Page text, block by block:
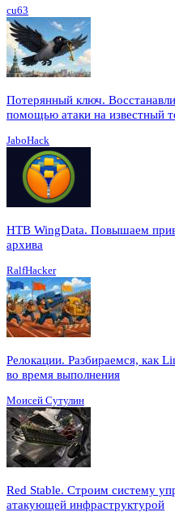
cu63
Потерянный ключ.
помощью атаки на известный
JaboHack
HTB WingData. Повышаем
архива
RalfHacker
Релокации. Разбираемся, как
во время выполнения
Моисей Сутулин
Red Stable. Строим систему
атакующей инфраструктурой